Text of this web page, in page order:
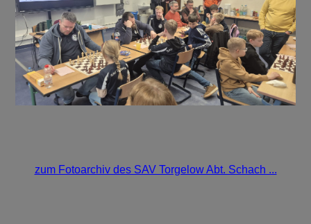
zum Fotoarchiv des SAV Torgelow Abt. Schach ...